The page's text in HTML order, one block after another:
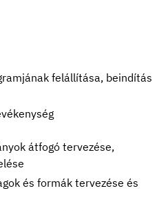
felállítása, beindítás
átfogó tervezése,
és formák tervezése és